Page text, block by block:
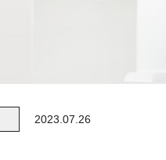
2023.07.26